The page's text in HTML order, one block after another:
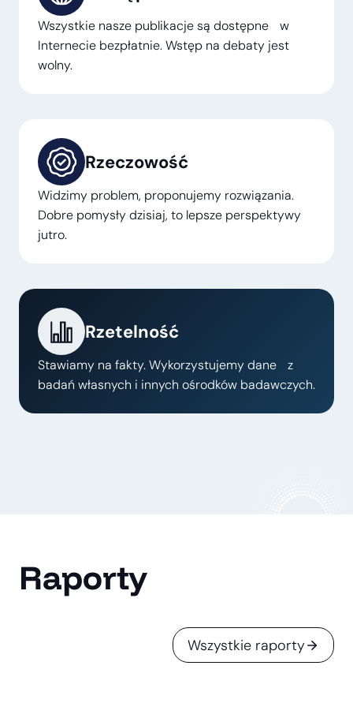
Wszystkie nasze publikacje są dostępne w
Internecie bezpłatnie. Wstęp na debaty jest
wolny.
Rzeczowość
Widzimy problem, proponujemy rozwiązania.
Dobre pomysły dzisiaj, to lepsze perspektywy
jutro.
Rzetelność
Stawiamy na fakty. Wykorzystujemy dane z
badań własnych i innych ośrodków badawczych.
Raporty
Wszystkie raporty